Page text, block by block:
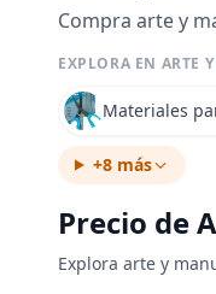
Compra arte y
EXPLORA EN ARTE
Materiales
+8 más
Precio de
Explora arte y